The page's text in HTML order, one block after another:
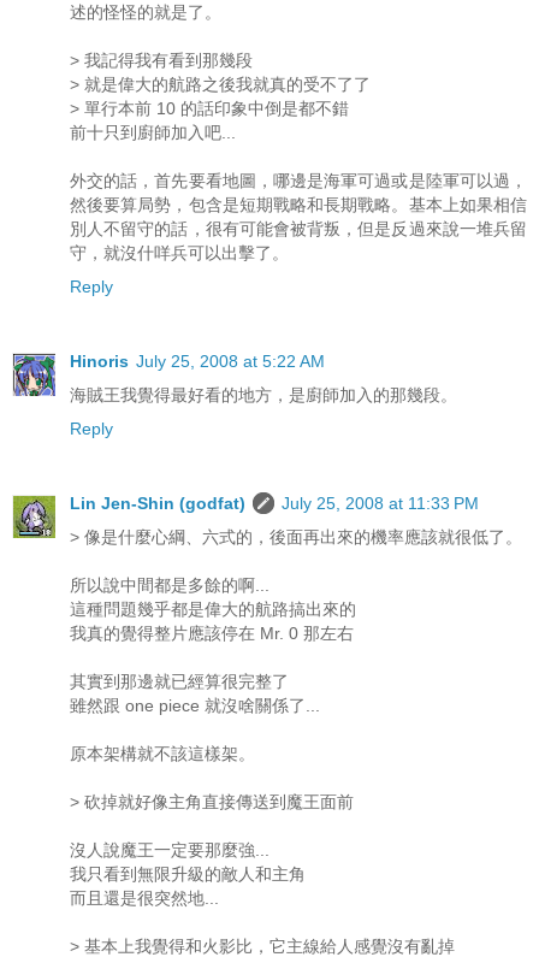
述的怪怪的就是了。
> 我記得我有看到那幾段
> 就是偉大的航路之後我就真的受不了了
> 單行本前 10 的話印象中倒是都不錯
前十只到廚師加入吧...
外交的話，首先要看地圖，哪邊是海軍可過或是陸軍可以過，
然後要算局勢，包含是短期戰略和長期戰略。基本上如果相信
別人不留守的話，很有可能會被背叛，但是反過來說一堆兵留
守，就沒什咩兵可以出擊了。
Reply
Hinoris July 25, 2008 at 5:22 AM
海賊王我覺得最好看的地方，是廚師加入的那幾段。
Reply
Lin Jen-Shin (godfat)
July 25, 2008 at 11:33 PM
> 像是什麼心綱、六式的，後面再出來的機率應該就很低了。
所以說中間都是多餘的啊...
這種問題幾乎都是偉大的航路搞出來的
我真的覺得整片應該停在 Mr. 0 那左右
其實到那邊就已經算很完整了
雖然跟 one piece 就沒啥關係了...
原本架構就不該這樣架。
> 砍掉就好像主角直接傳送到魔王面前
沒人說魔王一定要那麼強...
我只看到無限升級的敵人和主角
而且還是很突然地...
> 基本上我覺得和火影比，它主線給人感覺沒有亂掉